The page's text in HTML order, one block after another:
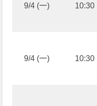
9/4 (一) 10:30
9/4 (一) 10:30